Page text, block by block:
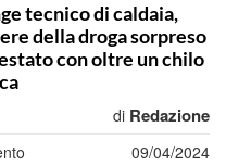
tecnico di caldaia,
della droga sorpreso
con oltre un chilo
di Redazione
09/04/2024